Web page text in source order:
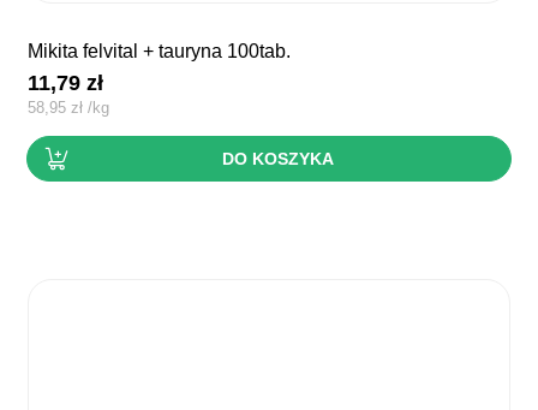
mikita felvital + tauryna 100tab.
11,79zł
58,95 zł /kg
DO KOSZYKA